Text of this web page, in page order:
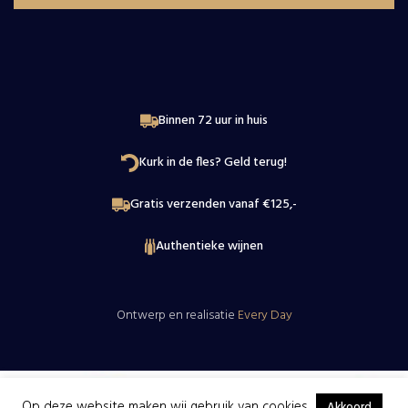
Binnen 72 uur in huis
Kurk in de fles? Geld terug!
Gratis verzenden vanaf €125,-
Authentieke wijnen
Ontwerp en realisatie Every Day